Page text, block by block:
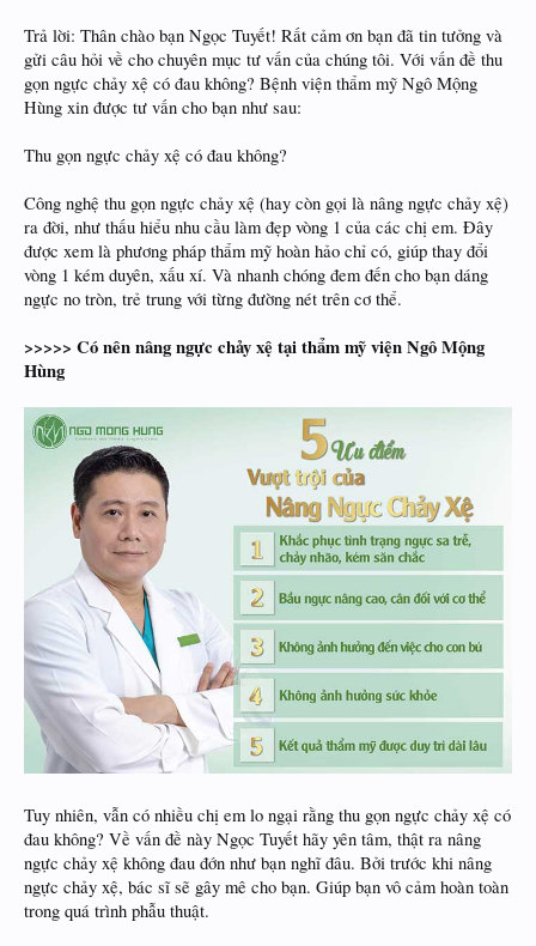
Trả lời: Thân chào bạn Ngọc Tuyết! Rất cảm ơn bạn đã tin tưởng và
gửi câu hỏi về cho chuyên mục tư vấn của chúng tôi. Với vấn đề thu
gọn ngực chảy xệ có đau không? Bệnh viện thẩm mỹ Ngô Mộng
Hùng xin được tư vấn cho bạn như sau:
Thu gọn ngực chảy xệ có đau không?
Công nghệ thu gọn ngực chảy xệ (hay còn gọi là nâng ngực chảy xệ)
ra đời, như thấu hiểu nhu cầu làm đẹp vòng 1 của các chị em. Đây
được xem là phương pháp thẩm mỹ hoàn hảo chỉ có, giúp thay đổi
vòng 1 kém duyên, xấu xí. Và nhanh chóng đem đến cho bạn dáng
ngực no tròn, trẻ trung với từng đường nét trên cơ thể.
>>>>> Có nên nâng ngực chảy xệ tại thẩm mỹ viện Ngô Mộng
Hùng
Tuy nhiên, vẫn có nhiều chị em lo ngại rằng thu gọn ngực chảy xệ có
đau không? Về vấn đề này Ngọc Tuyết hãy yên tâm, thật ra nâng
ngực chảy xệ không đau đớn như bạn nghĩ đâu. Bởi trước khi nâng
ngực chảy xệ, bác sĩ sẽ gây mê cho bạn. Giúp bạn vô cảm hoàn toàn
trong quá trình phẫu thuật.